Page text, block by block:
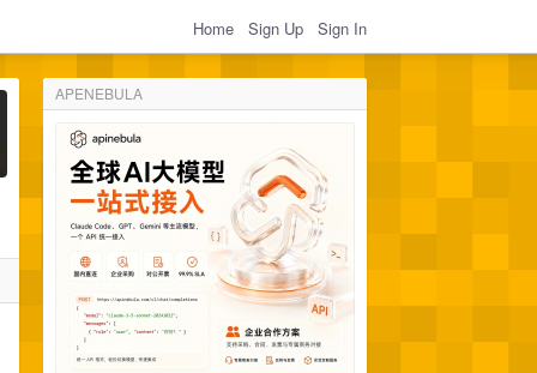
Home Sign Up Sign In
APENEBULA